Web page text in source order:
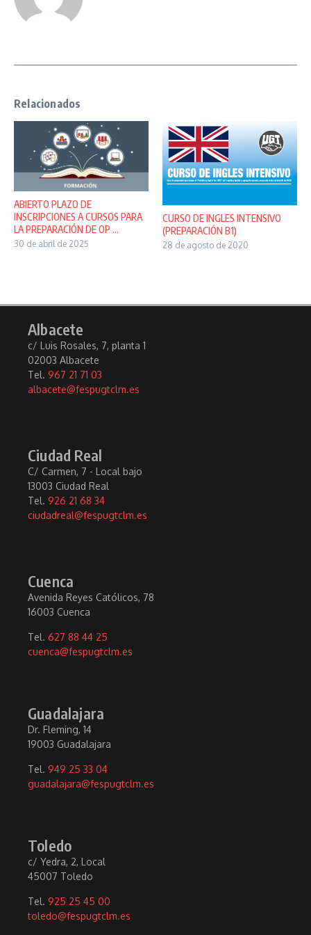
Relacionados
ABIERTO PLAZO DE
INSCRIPCIONES A CURSOS PARA
LA PREPARACIÓN DE OP ...
30 de abril de 2025
CURSO DE INGLES INTENSIVO
(PREPARACIÓN B1)
28 de agosto de 2020
Albacete
c/ Luis Rosales, 7, planta 1
02003 Albacete
Tel. 967 21 71 03
albacete@fespugtclm.es
Ciudad Real
C/ Carmen, 7 - Local bajo
13003 Ciudad Real
Tel. 926 21 68 34
ciudadreal@fespugtclm.es
Cuenca
Avenida Reyes Católicos, 78
16003 Cuenca
Tel. 627 88 44 25
cuenca@fespugtclm.es
Guadalajara
Dr. Fleming, 14
19003 Guadalajara
Tel. 949 25 33 04
guadalajara@fespugtclm.es
Toledo
c/ Yedra, 2, Local
45007 Toledo
Tel. 925 25 45 00
toledo@fespugtclm.es